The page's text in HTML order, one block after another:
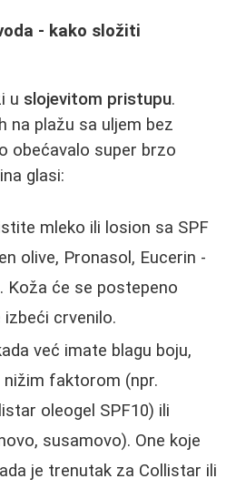
- kako složiti
u slojevitom pristupu.
na plažu sa uljem bez
obećavalo super brzo
glasi:
mleko ili losion sa SPF
olive, Pronasol, Eucerin -
Koža će se postepeno
crvenilo.
već imate blagu boju,
faktorom (npr.
oleogel SPF10) ili
susamovo). One koje
je trenutak za Collistar ili